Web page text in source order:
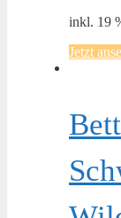
inkl. 19
Jetzt